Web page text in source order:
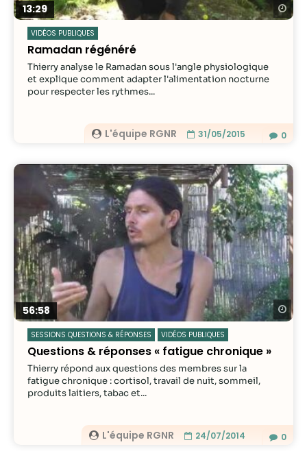
13:29
VIDÉOS PUBLIQUES
Ramadan régénéré
L'équipe RGNR 31/05/2015
Thierry analyse le Ramadan sous l'angle physiologique
et explique comment adapter l'alimentation nocturne
pour respecter les rythmes...
0
56:58
SESSIONS QUESTIONS & RÉPONSES VIDÉOS PUBLIQUES
Questions & réponses « fatigue chronique »
L'équipe RGNR 24/07/2014
Thierry répond aux questions des membres sur la
fatigue chronique : cortisol, travail de nuit, sommeil,
produits laitiers, tabac et...
0